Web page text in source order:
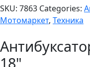
SKU: 7863 Categories:
Мотомаркет, Техника
18"